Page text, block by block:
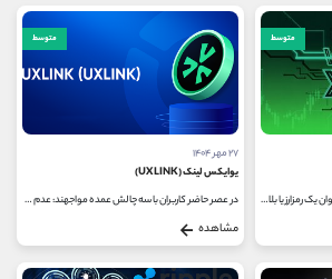
متوسط
یک باور نادرست رایج، تصور X402 به عنوان یک رمزارز یا بلاک ‌چین مستقل است؛ در حالی که این فناوری در واقع یک «پروتکل پرداخت»...
متوسط
۲۷ مهر ۱۴۰۴
یو‌ایکس لینک (UXLINK)
در عصر حاضر کاربران با سه چالش عمده مواجهند: عدم شفافیت در مالکیت داده ‌ها، بی ‌اعتمادی در فضای مجازی و نابرابری اقتصادی...
مشاهده